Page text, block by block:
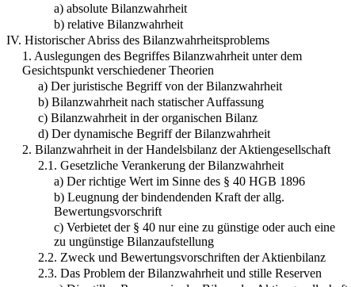
a) absolute Bilanzwahrheit
b) relative Bilanzwahrheit
IV. Historischer Abriss des Bilanzwahrheitsproblems
1. Auslegungen des Begriffes Bilanzwahrheit unter dem
Gesichtspunkt verschiedener Theorien
a) Der juristische Begriff von der Bilanzwahrheit
b) Bilanzwahrheit nach statischer Auffassung
c) Bilanzwahrheit in der organischen Bilanz
d) Der dynamische Begriff der Bilanzwahrheit
2. Bilanzwahrheit in der Handelsbilanz der Aktiengesellschaft
2.1. Gesetzliche Verankerung der Bilanzwahrheit
a) Der richtige Wert im Sinne des § 40 HGB 1896
b) Leugnung der bindendenden Kraft der allg.
Bewertungsvorschrift
c) Verbietet der § 40 nur eine zu günstige oder auch eine
zu ungünstige Bilanzaufstellung
2.2. Zweck und Bewertungsvorschriften der Aktienbilanz
2.3. Das Problem der Bilanzwahrheit und stille Reserven